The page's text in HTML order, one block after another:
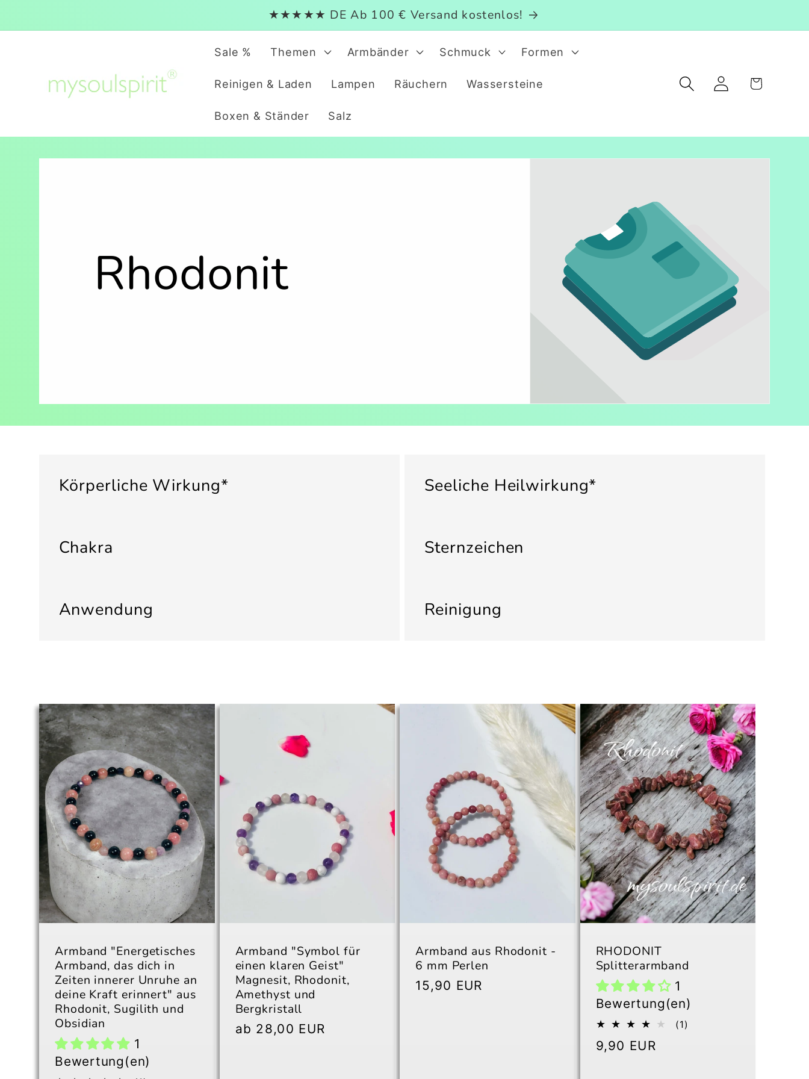
Inhalt
★★★★★ DE Ab 100 € Versand kostenlos!
Sale % Themen Armbänder Schmuck Formen
Reinigen & Laden Lampen Räuchern Wassersteine
Boxen & Ständer Salz
EinloggenWarenkorb
Rhodonit
Körperliche Wirkung* Seeliche Heilwirkung*
Chakra Sternzeichen
Anwendung Reinigung
Armband "Energetisches
Armband, das dich in
Zeiten innerer Unruhe an
deine Kraft erinnert" aus
Rhodonit, Sugilith und
Obsidian
1
Bewertung(en)
Armband "Symbol für
einen klaren Geist"
Magnesit, Rhodonit,
Amethyst und
Bergkristall
Normaler
ab 28,00 EUR
Armband aus Rhodonit -
6 mm Perlen
Normaler
15,90 EUR
RHODONIT
Splitterarmband
1
Bewertung(en)
(1)
Normaler
9,90 EUR